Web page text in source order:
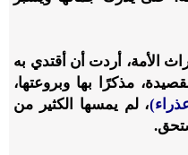
الأمة، أردت أن أقتدي به
مذكرًا بها وبروعتها،
، لم يمسها الكثير من